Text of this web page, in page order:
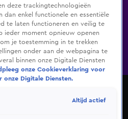
De Bondgenoten
Roelvink laat nog op zich
deze trackingtechnologieën
dan enkel functionele en essentiële
te laten functioneren en veilig te
ieder moment opnieuw openen
je toestemming in te trekken
onder aan de webpagina te
binnen onze Digitale Diensten
onze Cookieverklaring voor
onze Digitale Diensten.
Altijd actief